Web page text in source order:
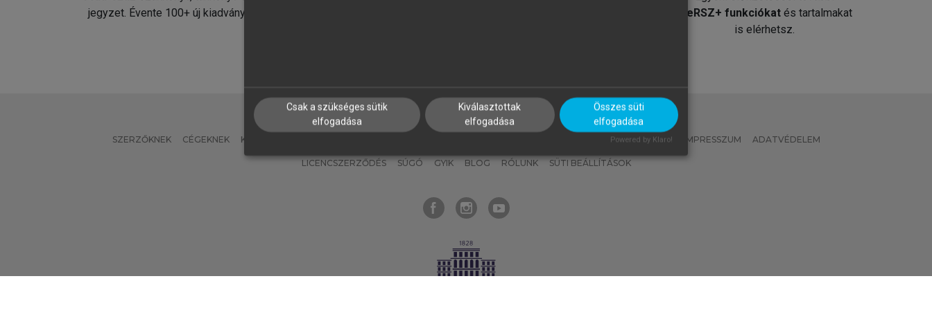
jegyzet. Évente 100+ új kiadvány.
MeRSZ+ funkciókat és tartalmakat
is elérhetsz.
SZERZŐKNEK CÉGEKNEK KÖNYVTÁROSOKNAK MI – ÁLTALÁNOS IRÁNYELVEK IMPRESSZUM ADATVÉDELEM
LICENCSZERZŐDÉS SÚGÓ GYIK BLOG RÓLUNK SÜTI BEÁLLÍTÁSOK
Csak a szükséges sütik
elfogadása
Kiválasztottak
elfogadása
Összes süti
elfogadása
Powered by Klaro!